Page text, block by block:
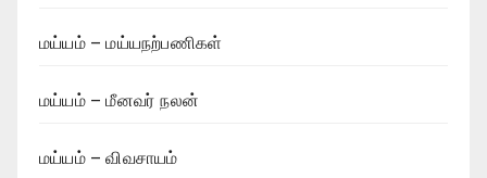
மய்யம் – மய்யநற்பணிகள்
மய்யம் – மீனவர் நலன்
மய்யம் – விவசாயம்